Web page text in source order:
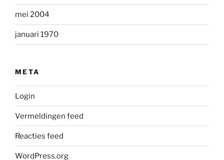
mei 2004
januari 1970
META
Login
Vermeldingen feed
Reacties feed
WordPress.org